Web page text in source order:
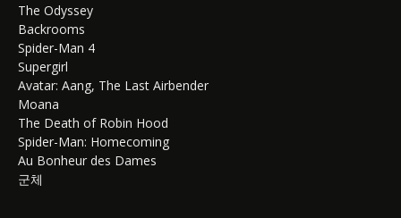
The Odyssey
Backrooms
Spider-Man 4
Supergirl
Avatar: Aang, The Last Airbender
Moana
The Death of Robin Hood
Spider-Man: Homecoming
Au Bonheur des Dames
군체